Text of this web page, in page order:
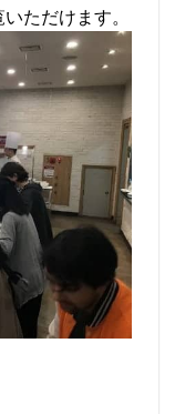
ただけます。